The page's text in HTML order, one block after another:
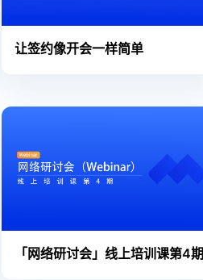
让签约像开会一样简单
「网络研讨会」线上培训课第4期